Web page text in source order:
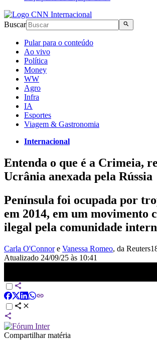
Buscar
Pular para o conteúdo
Ao vivo
Política
Money
WW
Agro
Infra
IA
Esportes
Viagem & Gastronomia
Internacional
Entenda o que é a Crimeia,
Ucrânia anexada pela Rússia
Península foi ocupada por
em 2014, em um movimento
ilegal pela comunidade
Carla O'Connore Vanessa Romeo, da Reuters
Atualizado 24/09/25 às 10:41
Compartilhar matéria